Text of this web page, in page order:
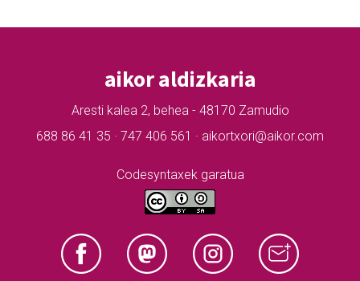
aikor aldizkaria
Aresti kalea 2, behea - 48170 Zamudio
688 86 41 35 · 747 406 561 · aikortxori@aikor.com
Codesyntaxek garatua